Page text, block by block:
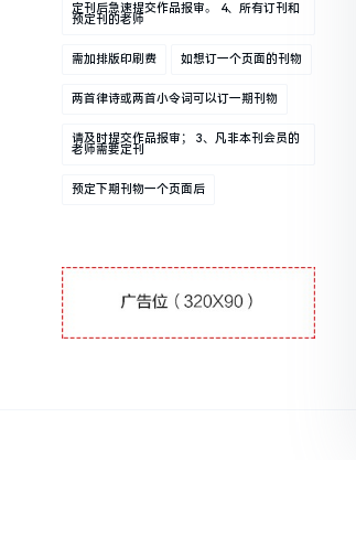
定刊后急速提交作品报审。 4、所有订刊和
预定刊的老师
需加排版印刷费 如想订一个页面的刊物
两首律诗或两首小令词可以订一期刊物
请及时提交作品报审； 3、凡非本刊会员的
老师需要定刊
预定下期刊物一个页面后